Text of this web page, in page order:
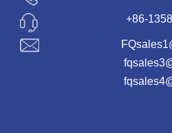
+86-